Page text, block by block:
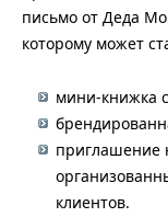
письмо от Деда
которому может
мини-книжка
приглашение
клиентов.